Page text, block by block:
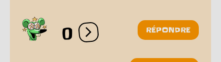
0 Ouvrir les réactions
RÉPONDRE